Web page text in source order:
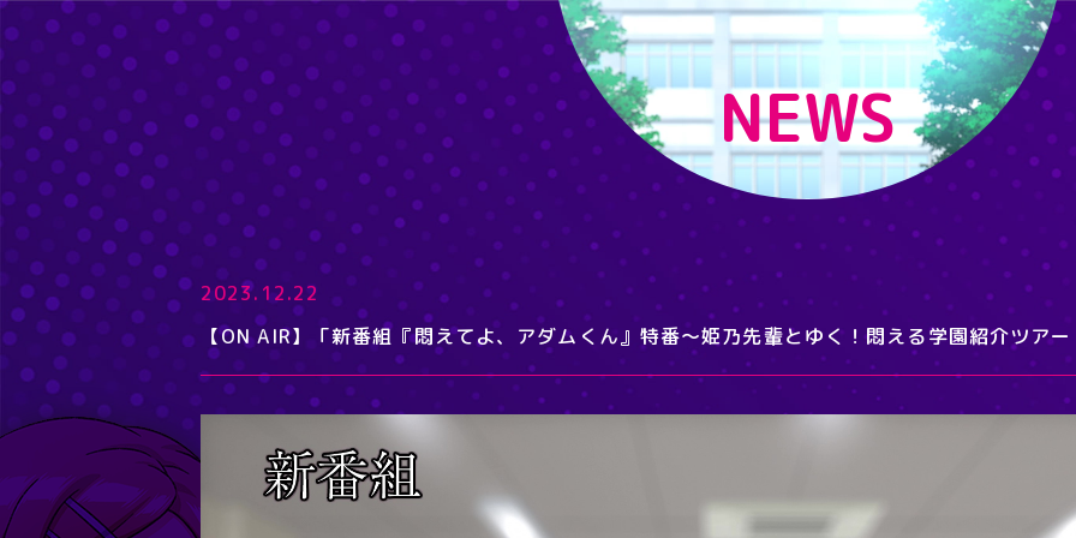
NEWS
2023.12.22
【ON AIR】「新番組『悶えてよ、アダムくん』特番～姫乃先輩とゆく！悶える学園紹介ツア